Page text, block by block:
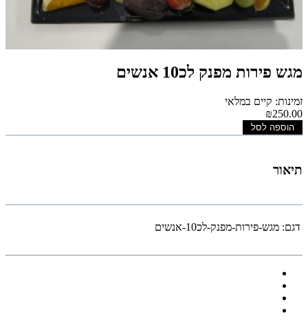
מגש פירות מפנק לכ10 אנשים
זמינות: קיים במלאי
₪250.00
הוספה לסל
תיאור
דגם: מגש-פירות-מפנק-לכ10-אנשים